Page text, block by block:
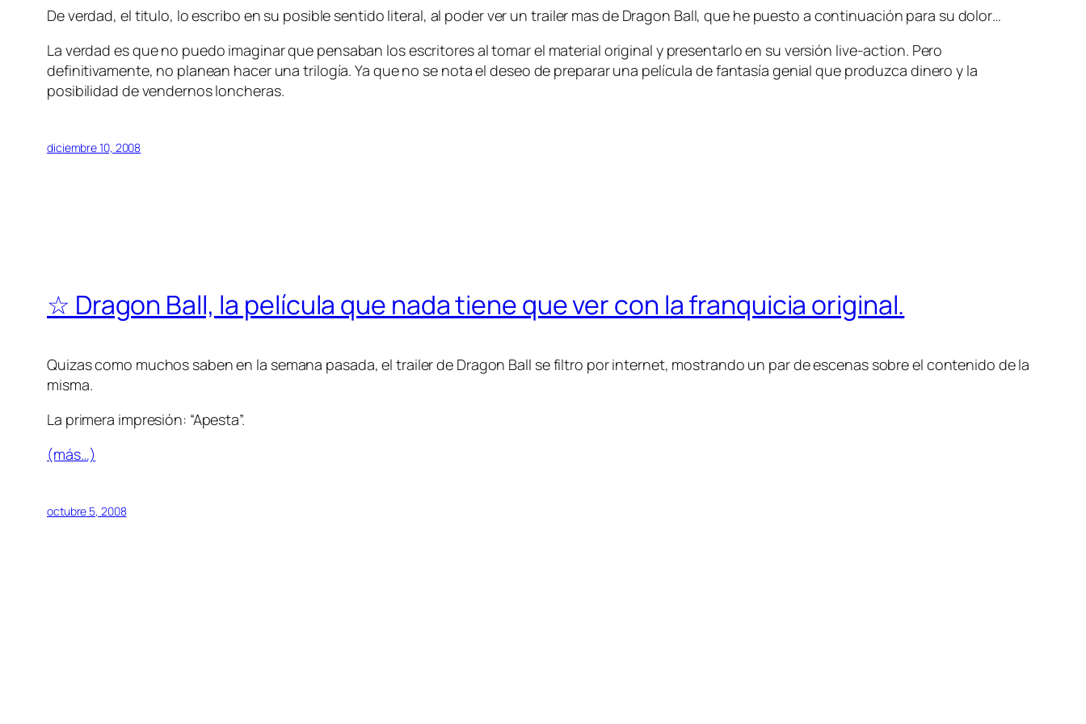
De verdad, el titulo, lo escribo en su posible sentido literal, al poder ver un trailer mas de Dragon Ball, que he puesto a continuación para su dolor…
La verdad es que no puedo imaginar que pensaban los escritores al tomar el material original y presentarlo en su versión live-action. Pero
definitivamente, no planean hacer una trilogía. Ya que no se nota el deseo de preparar una película de fantasía genial que produzca dinero y la
posibilidad de vendernos loncheras.
diciembre 10, 2008
☆ Dragon Ball, la película que nada tiene que ver con la franquicia original.
Quizas como muchos saben en la semana pasada, el trailer de Dragon Ball se filtro por internet, mostrando un par de escenas sobre el contenido de la
misma.
La primera impresión: “Apesta”.
(más…)
octubre 5, 2008